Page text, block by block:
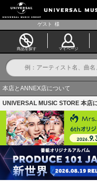
ゲスト 様
商品を探す マイページ
本店とANNEX店について
UNIVERSAL MUSIC STORE 本店